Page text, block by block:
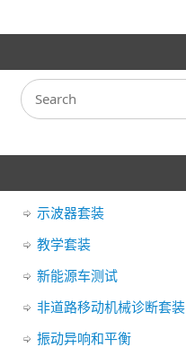
示波器套装
教学套装
新能源车测试
非道路移动机械诊断套装
振动异响和平衡